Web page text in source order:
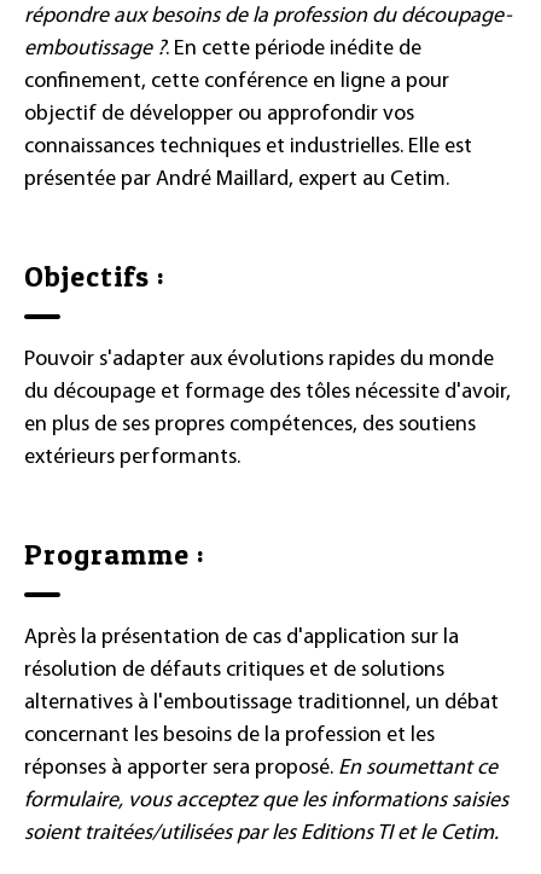
répondre aux besoins de la profession du découpage-
emboutissage ?. En cette période inédite de
confinement, cette conférence en ligne a pour
objectif de développer ou approfondir vos
connaissances techniques et industrielles. Elle est
présentée par André Maillard, expert au Cetim.
Objectifs :
Pouvoir s'adapter aux évolutions rapides du monde
du découpage et formage des tôles nécessite d'avoir,
en plus de ses propres compétences, des soutiens
extérieurs performants.
Programme :
Après la présentation de cas d'application sur la
résolution de défauts critiques et de solutions
alternatives à l'emboutissage traditionnel, un débat
concernant les besoins de la profession et les
réponses à apporter sera proposé. En soumettant ce
formulaire, vous acceptez que les informations saisies
soient traitées/utilisées par les Editions TI et le Cetim.